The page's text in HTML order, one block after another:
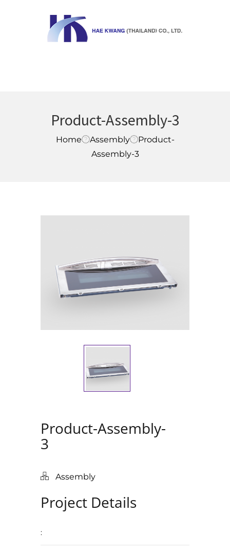
Product-Assembly-3
Home Assembly
Product-
Assembly-3
Product-Assembly-
3
Assembly
Project Details
: